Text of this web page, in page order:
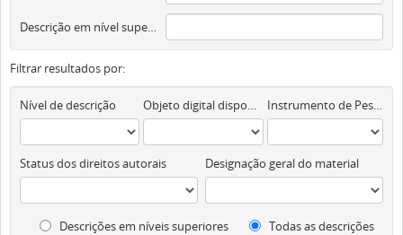
Descrição em nível superior
Filtrar resultados por:
Nível de descrição Objeto digital disponível Instrumento de Pesquisa
Status dos direitos autorais Designação geral do material
Descrições em níveis superiores Todas as descrições